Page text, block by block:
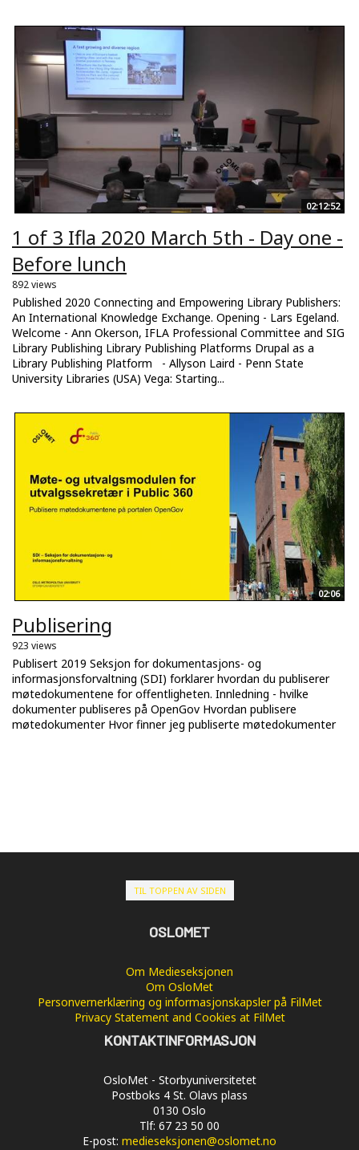
02:12:52
1 of 3 Ifla 2020 March 5th - Day one -
Before lunch
892 views
Published 2020 Connecting and Empowering Library Publishers:
An International Knowledge Exchange. Opening - Lars Egeland.
Welcome - Ann Okerson, IFLA Professional Committee and SIG
Library Publishing Library Publishing Platforms Drupal as a
Library Publishing Platform - Allyson Laird - Penn State
University Libraries (USA) Vega: Starting...
02:06
Publisering
923 views
Publisert 2019 Seksjon for dokumentasjons- og
informasjonsforvaltning (SDI) forklarer hvordan du publiserer
møtedokumentene for offentligheten. Innledning - hvilke
dokumenter publiseres på OpenGov Hvordan publisere
møtedokumenter Hvor finner jeg publiserte møtedokumenter
TIL TOPPEN AV SIDEN
OSLOMET
Om Medieseksjonen
Om OsloMet
Personvernerklæring og informasjonskapsler på FilMet
Privacy Statement and Cookies at FilMet
KONTAKTINFORMASJON
OsloMet - Storbyuniversitetet
Postboks 4 St. Olavs plass
0130 Oslo
Tlf: 67 23 50 00
E-post: medieseksjonen@oslomet.no